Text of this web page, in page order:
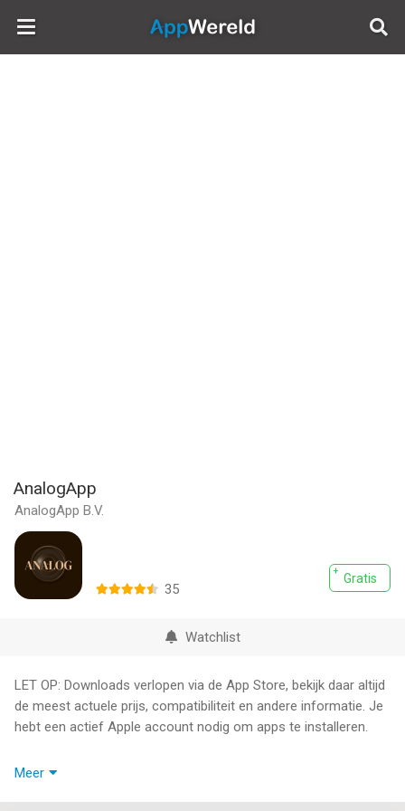
AppWereld
AnalogApp
AnalogApp B.V.
Gratis
35
Watchlist
LET OP: Downloads verlopen via de App Store, bekijk daar altijd
de meest actuele prijs, compatibiliteit en andere informatie. Je
hebt een actief Apple account nodig om apps te installeren.
Step into a world of magical moments with AnalogApp,
Meer